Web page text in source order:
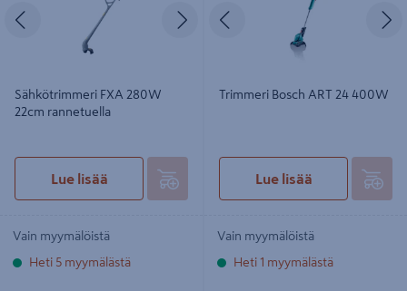
Seuraava
Sähkötrimmeri FXA 280W
22cm rannetuella
Lue lisää
Vain myymälöistä
Heti 5 myymälästä
Trimmeri Bosch ART 24 400W
Lue lisää
Vain myymälöistä
Heti 1 myymälästä